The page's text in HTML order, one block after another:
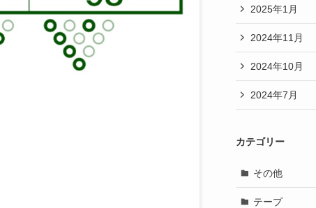
2025年1月
2024年11月
2024年10月
2024年7月
カテゴリー
その他
テープ